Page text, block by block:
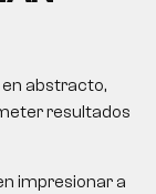
abstracto,
resultados
impresionar a